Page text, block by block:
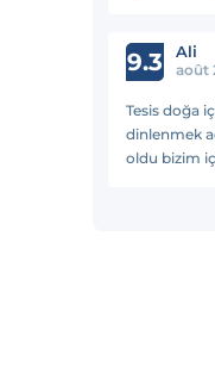
9.3 Ali
août
Tesis doğa
dinlenmek adına çok
oldu bizim